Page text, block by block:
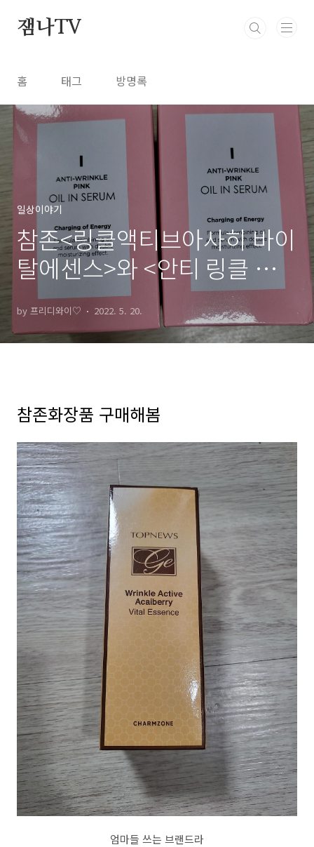
잼나TV
홈 태그 방명록
일상이야기
참존<링클액티브아사히 바이
탈에센스>와 <안티 링클 핑
크오일 인 세럼>사용후기
by 프리디와이♡ 2022. 5. 20.
참존화장품 구매해봄
엄마들 쓰는 브랜드라